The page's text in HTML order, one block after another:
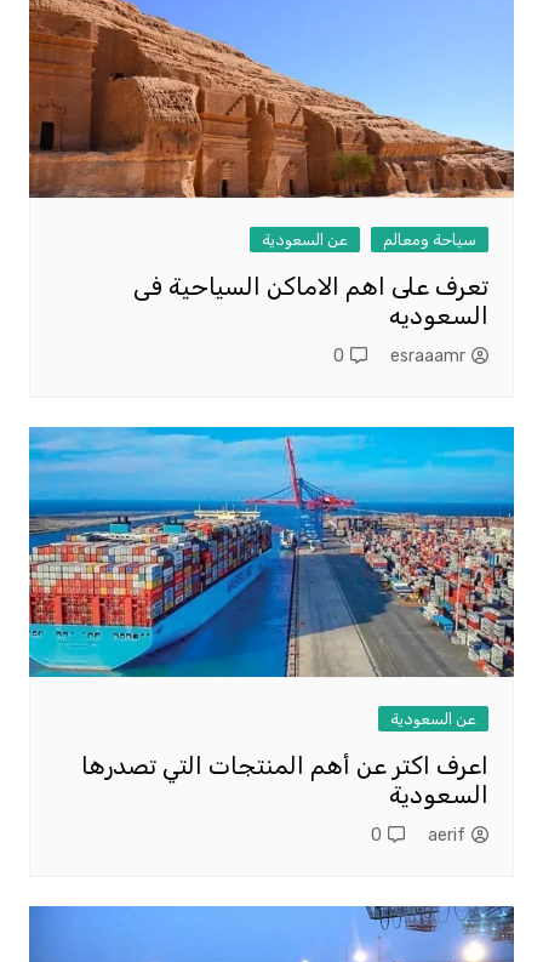
سياحة ومعالم عن السعودية
تعرف على اهم الاماكن السياحية فى
السعوديه
esraaamr
0
عن السعودية
اعرف اكتر عن أهم المنتجات التي تصدرها
السعودية
aerif
0